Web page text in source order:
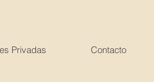
Privadas
Contacto